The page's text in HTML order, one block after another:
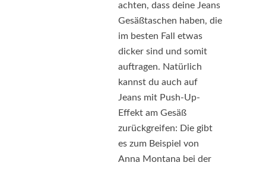
achten, dass deine Jeans
Gesäßtaschen haben, die
im besten Fall etwas
dicker sind und somit
auftragen. Natürlich
kannst du auch auf
Jeans mit Push-Up-
Effekt am Gesäß
zurückgreifen: Die gibt
es zum Beispiel von
Anna Montana bei der